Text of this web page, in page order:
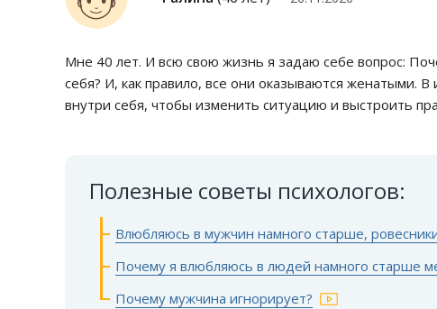
Мне 40 лет. И всю свою жизнь я задаю себе вопрос:
себя? И, как правило, все они оказываются женатыми.
внутри себя, чтобы изменить ситуацию и выстроить
Полезные советы психологов:
Влюбляюсь в мужчин намного старше,
Почему я влюбляюсь в людей намного старше
Почему мужчина игнорирует?